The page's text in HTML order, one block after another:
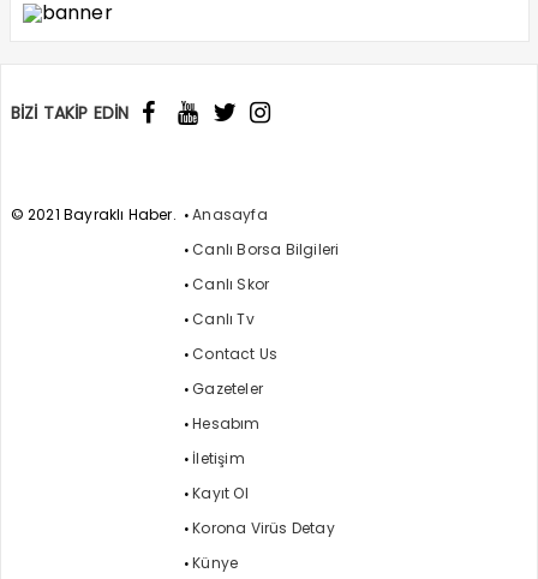
BİZİ TAKİP EDİN
© 2021 Bayraklı Haber.
Anasayfa
Canlı Borsa Bilgileri
Canlı Skor
Canlı Tv
Contact Us
Gazeteler
Hesabım
İletişim
Kayıt Ol
Korona Virüs Detay
Künye